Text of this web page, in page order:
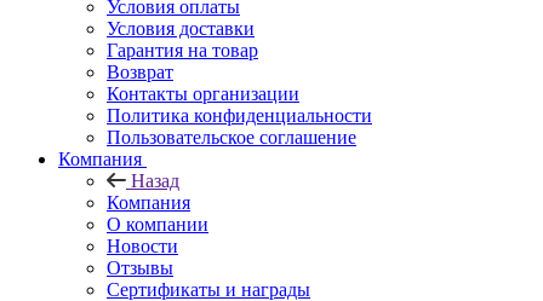
Условия оплаты
Условия доставки
Гарантия на товар
Возврат
Контакты организации
Политика конфиденциальности
Пользовательское соглашение
Компания
Назад
Компания
О компании
Новости
Отзывы
Сертификаты и награды